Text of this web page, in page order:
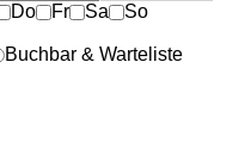
Do Fr Sa
So
Buchbar & Warteliste